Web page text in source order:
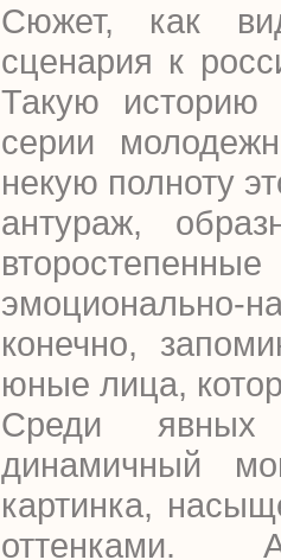
Сюжет, как
сценария к
Такую историю
серии
некую полноту
антураж,
конечно,
юные лица,
Среди
динамичный
картинка,
оттенками.